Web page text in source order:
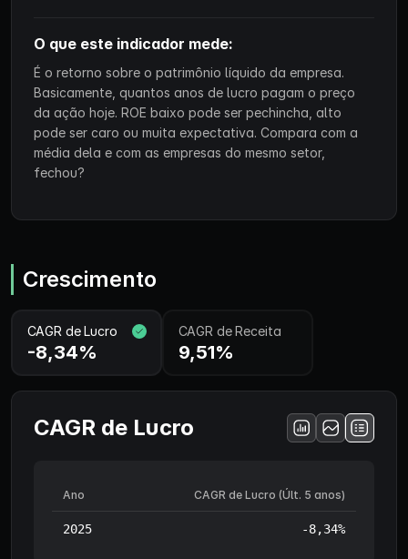
O que este indicador mede:
É o retorno sobre o patrimônio líquido da empresa.
Basicamente, quantos anos de lucro pagam o preço
da ação hoje. ROE baixo pode ser pechincha, alto
pode ser caro ou muita expectativa. Compara com a
média dela e com as empresas do mesmo setor,
fechou?
Crescimento
CAGR de Lucro
-8,34%
CAGR de Receita
9,51%
CAGR de Lucro
Ano CAGR de Lucro (Últ. 5 anos)
2025 -8,34%